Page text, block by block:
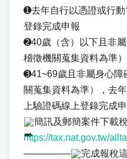
➊去年自行以憑證或行
登錄完成申報
➋40歲（含）以下且非
稽徵機關蒐集資料為準）
➌41~69歲且非屬身心障
關蒐集資料為準），去
上驗證碼線上登錄完成
簡訊及郵簡案件下載
https://tax.nat.gov.tw/
—————
完成報稅